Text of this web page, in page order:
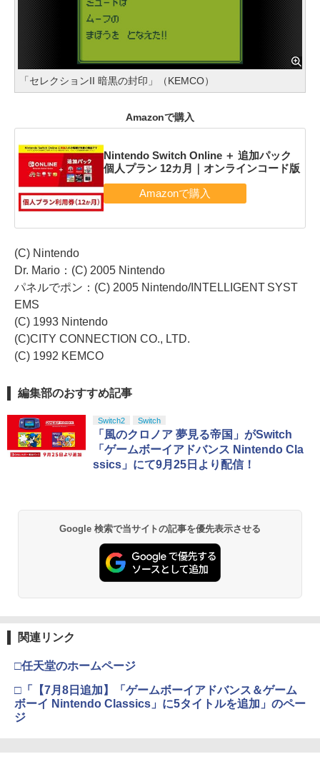
「セレクションII 暗黒の封印」（KEMCO）
Amazonで購入
Nintendo Switch Online ＋ 追加パック
個人プラン 12カ月｜オンラインコード版
(C) Nintendo
Dr. Mario：(C) 2005 Nintendo
パネルでポン：(C) 2005 Nintendo/INTELLIGENT SYST
EMS
(C) 1993 Nintendo
(C)CITY CONNECTION CO., LTD.
(C) 1992 KEMCO
編集部のおすすめ記事
Switch2 Switch
「風のクロノア 夢見る帝国」がSwitch
「ゲームボーイアドバンス Nintendo Cla
ssics」にて9月25日より配信！
Google 検索で当サイトの記事を優先表示させる
関連リンク
□任天堂のホームページ
□「【7月8日追加】「ゲームボーイアドバンス＆ゲーム
ボーイ Nintendo Classics」に5タイトルを追加」のペー
ジ